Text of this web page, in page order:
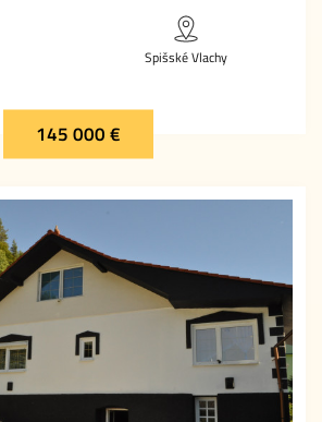
Spišské Vlachy
145 000 €